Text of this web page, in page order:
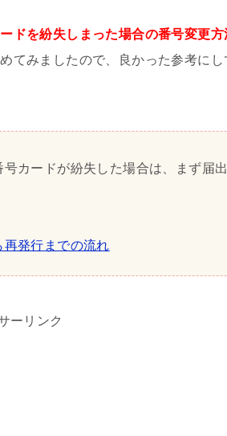
ドを紛失しまった場合の番号変更方
てみましたので、良かった参考にし
カードが紛失した場合は、まず届
発行までの流れ
ーリンク